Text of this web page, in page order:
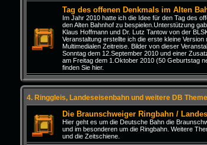
Tag des offenen Denkmals im Alten
Im Jahr 2010 hatte ich die Idee für den Tag des
den Alten Bahnhof zu bespielen.Unterstützung
Klaus Hoffmann und Dr. Lutz Tantow von der
Veranstaltung erstellte ich die erste kleine Version
Multimedialen Zeitreise. Bilder von dieser
Sonntag dem 12.September 2010 und einer
am Freitag dem 1.Oktober 2010 (50 Geburtstag
finden Sie hier.
4. Ringgleis, Landeseisenbahn und weitere DB
Die Braunschweiger Ringbahn /
Hier geht es um die Deutsche Bahn die
und im besonderen um die Ringbahn. Weitere
und die Zeitschiene.